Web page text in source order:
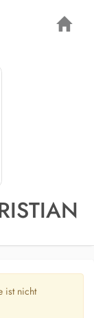
ist nicht